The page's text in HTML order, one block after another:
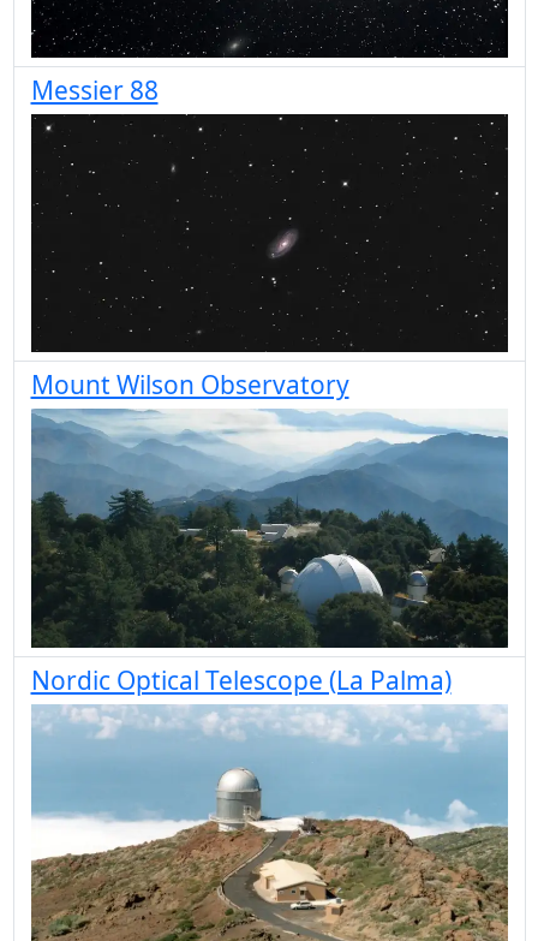
Messier 88
Mount Wilson Observatory
Nordic Optical Telescope (La Palma)